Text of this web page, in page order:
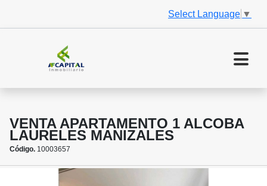
Select Language ▼
VENTA APARTAMENTO 1 ALCOBA
LAURELES MANIZALES
Código. 10003657